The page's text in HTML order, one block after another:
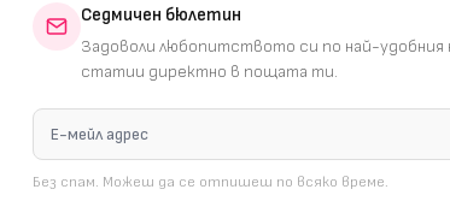
Седмичен бюлетин
Задоволи любопитството си по най-
статии директно в пощата ти.
Без спам. Можеш да се отпишеш по всяко време.